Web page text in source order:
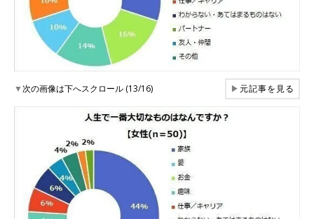
▼次の画像は下へスクロール (13/16) ▶元記事を見る